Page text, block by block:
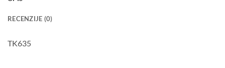
RECENZIJE (0)
TK635